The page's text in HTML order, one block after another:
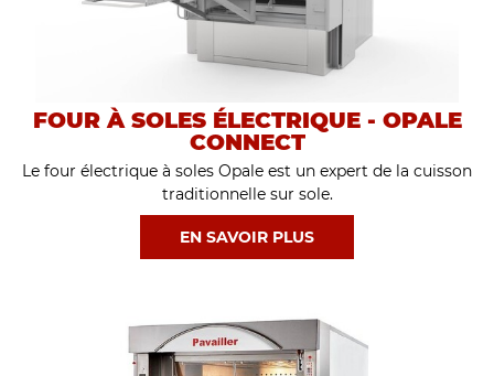
FOUR À SOLES ÉLECTRIQUE - OPALE
CONNECT
Le four électrique à soles Opale est un expert de la cuisson
traditionnelle sur sole.
EN SAVOIR PLUS